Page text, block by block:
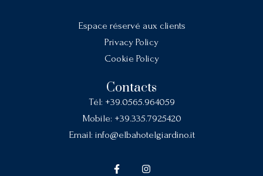
Espace réservé aux clients
Privacy Policy
Cookie Policy
Contacts
Tél: +39.0565.964059
Mobile: +39.335.7925420
Email: info@elbahotelgiardino.it